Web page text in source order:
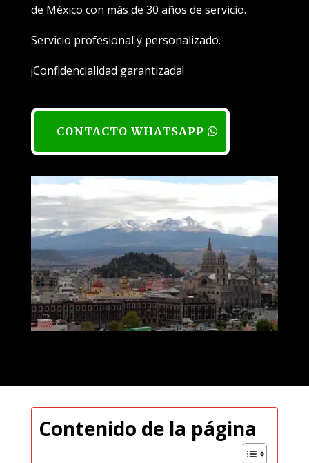
de México con más de 30 años de servicio.
Servicio profesional y personalizado.
¡Confidencialidad garantizada!
CONTACTO WHATSAPP
Contenido de la página